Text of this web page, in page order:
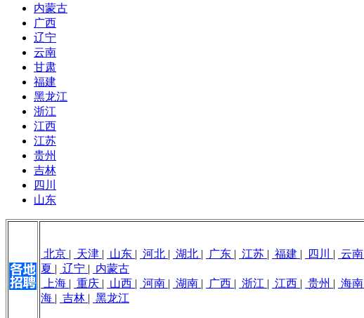
内蒙古
广西
辽宁
云南
甘肃
福建
黑龙江
浙江
江西
江苏
贵州
吉林
四川
山东
北京 | 天津 | 山东 | 河北 | 湖北 | 广东 | 江苏 | 福建 | 四川 | 云南
夏 | 辽宁 | 内蒙古
上海 | 重庆 | 山西 | 河南 | 湖南 | 广西 | 浙江 | 江西 | 贵州 | 海南
海 | 吉林 | 黑龙江